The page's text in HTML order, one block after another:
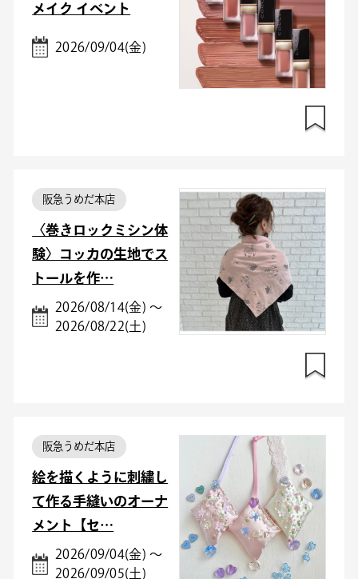
メイク イベント
2026/09/04(金)
阪急うめだ本店
〈巻きロックミシン体
験〉コッカの生地でス
トールを作…
2026/08/14(金) ～
2026/08/22(土)
阪急うめだ本店
絵を描くように刺繍し
て作る手縫いのオーナ
メント【セ…
2026/09/04(金) ～
2026/09/05(土)